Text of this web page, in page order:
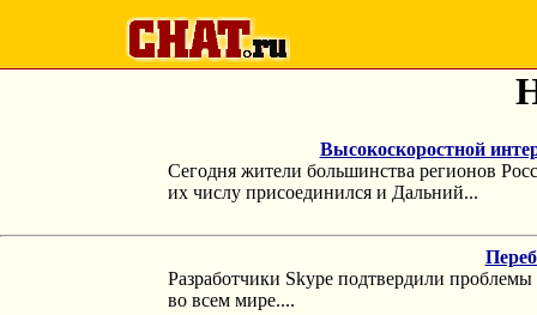
Высокоскоростной
Сегодня жители большинства регионов
их числу присоединился и Дальний...
Разработчики Skype подтвердили
во всем мире....